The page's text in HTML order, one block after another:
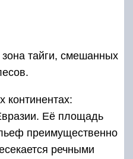
тайги, смешанных
континентах:
Её площадь
преимущественно
речными